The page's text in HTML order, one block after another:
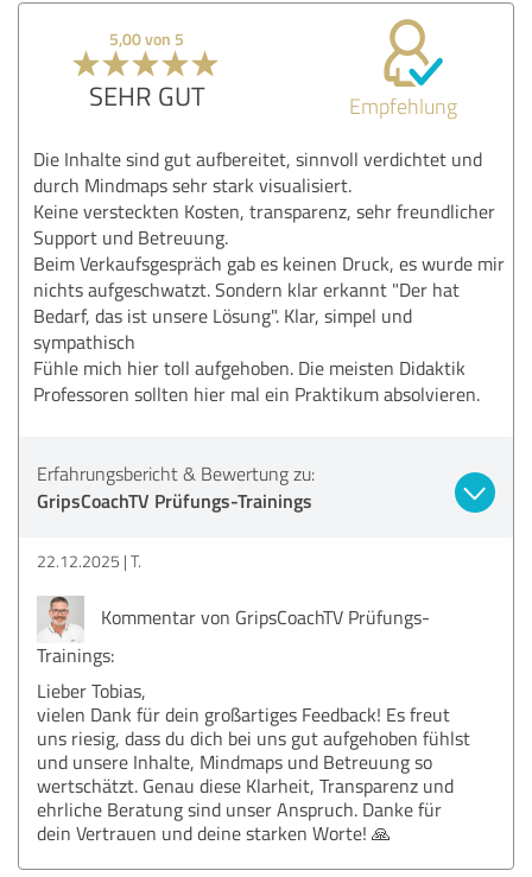
5,00 von 5
SEHR GUT Empfehlung
Die Inhalte sind gut aufbereitet, sinnvoll verdichtet und
durch Mindmaps sehr stark visualisiert.
Keine versteckten Kosten, transparenz, sehr freundlicher
Support und Betreuung.
Beim Verkaufsgespräch gab es keinen Druck, es wurde mir
nichts aufgeschwatzt. Sondern klar erkannt "Der hat
Bedarf, das ist unsere Lösung". Klar, simpel und
sympathisch
Fühle mich hier toll aufgehoben. Die meisten Didaktik
Professoren sollten hier mal ein Praktikum absolvieren.
Erfahrungsbericht & Bewertung zu:
GripsCoachTV Prüfungs-Trainings
22.12.2025 T.
Kommentar von GripsCoachTV Prüfungs-
Trainings:
Lieber Tobias,
vielen Dank für dein großartiges Feedback! Es freut
uns riesig, dass du dich bei uns gut aufgehoben fühlst
und unsere Inhalte, Mindmaps und Betreuung so
wertschätzt. Genau diese Klarheit, Transparenz und
ehrliche Beratung sind unser Anspruch. Danke für
dein Vertrauen und deine starken Worte! 🙏